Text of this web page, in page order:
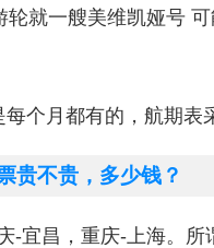
轮就一艘美维凯娅号
个月都有的，航期表
贵不贵，多少钱？
-宜昌，重庆-上海。